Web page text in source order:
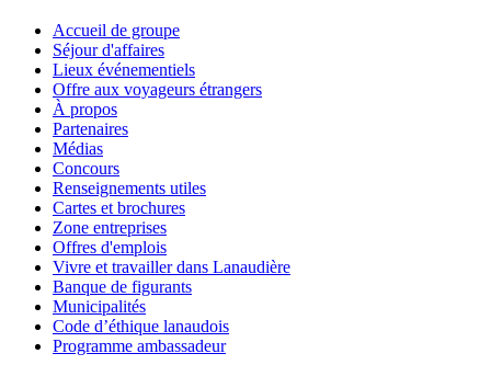
Accueil de groupe
Séjour d'affaires
Lieux événementiels
Offre aux voyageurs étrangers
À propos
Partenaires
Médias
Concours
Renseignements utiles
Cartes et brochures
Zone entreprises
Offres d'emplois
Vivre et travailler dans Lanaudière
Banque de figurants
Municipalités
Code d’éthique lanaudois
Programme ambassadeur